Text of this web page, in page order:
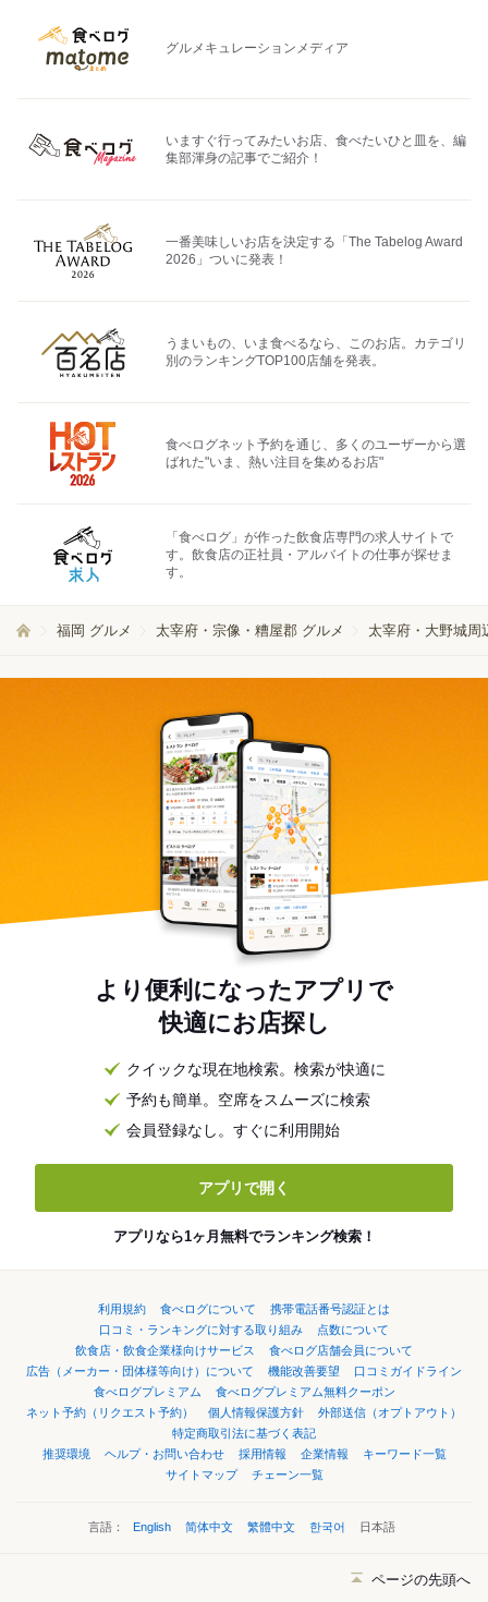
グルメキュレーションメディア
いますぐ行ってみたいお店、食べたいひと皿を、編
集部渾身の記事でご紹介！
一番美味しいお店を決定する「The Tabelog Award
2026」ついに発表！
うまいもの、いま食べるなら、このお店。カテゴリ
別のランキングTOP100店舗を発表。
食べログネット予約を通じ、多くのユーザーから選
ばれた"いま、熱い注目を集めるお店"
「食べログ」が作った飲食店専門の求人サイトで
す。飲食店の正社員・アルバイトの仕事が探せま
す。
福岡 グルメ 太宰府・宗像・糟屋郡 グルメ 太宰府・大野城周
より便利になったアプリで
快適にお店探し
クイックな現在地検索。検索が快適に
予約も簡単。空席をスムーズに検索
会員登録なし。すぐに利用開始
アプリで開く
アプリなら1ヶ月無料でランキング検索！
利用規約 食べログについて
携帯電話番号認証とは
口コミ・ランキングに対する取り組み
点数について
飲食店・飲食企業様向けサービス
食べログ店舗会員について
広告（メーカー・団体様等向け）について
機能改善要望
口コミガイドライン
食べログプレミアム
食べログプレミアム無料クーポン
ネット予約（リクエスト予約）
個人情報保護方針
外部送信（オプトアウト）
特定商取引法に基づく表記
推奨環境
ヘルプ・お問い合わせ 採用情報 企業情報
キーワード一覧
サイトマップ
チェーン一覧
言語： English 简体中文 繁體中文 한국어 日本語
ページの先頭へ